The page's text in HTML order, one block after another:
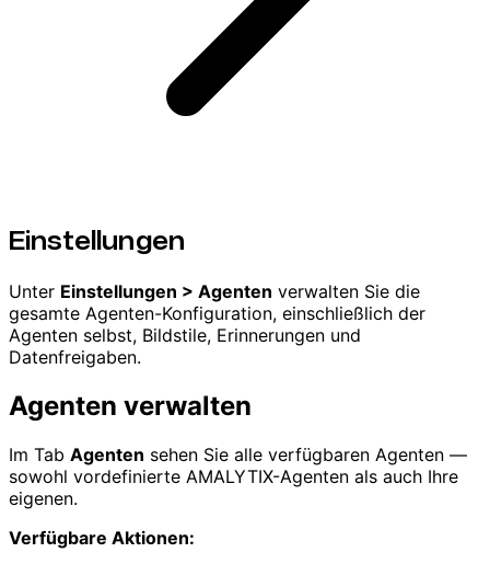
Einstellungen
Unter Einstellungen > Agenten verwalten Sie die
gesamte Agenten-Konfiguration, einschließlich der
Agenten selbst, Bildstile, Erinnerungen und
Datenfreigaben.
Agenten verwalten
Im Tab Agenten sehen Sie alle verfügbaren Agenten —
sowohl vordefinierte AMALYTIX-Agenten als auch Ihre
eigenen.
Verfügbare Aktionen: